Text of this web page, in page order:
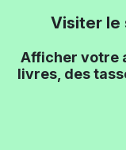
Visiter le
Afficher votre
livres, des